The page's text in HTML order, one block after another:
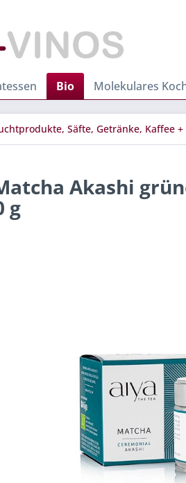
Bio Molekulares
Säfte, Getränke, Kaffee +
Akashi
g